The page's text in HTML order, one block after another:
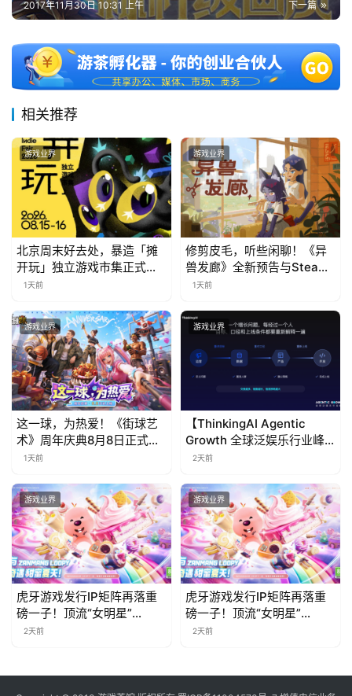
对
接
会
上
海
站
中
文
(
中
)
下一篇
2017年11月30日 10:31 上午
相关推荐
游戏业界
北京周末好去处，暴造「摊
开玩」独立游戏市集正式开
票！
1天前
游戏业界
修剪皮毛，听些闲聊！《异
兽发廊》全新预告与Steam
免费试玩公开
1天前
游戏业界
这一球，为热爱！《街球艺
术》周年庆典8月8日正式上
线，多重福利与全新内容同
1天前
游戏业界
【ThinkingAI Agentic
Growth 全球泛娱乐行业峰
会】Agent 时代，人到底负
2天前
游戏业界
虎牙游戏发行IP矩阵再落重
磅一子！顶流“女明星”
ZANMANG LOOPY 正版3D
2天前
游戏业界
虎牙游戏发行IP矩阵再落重
磅一子！顶流“女明星”
ZANMANG LOOPY 正版3D
2天前